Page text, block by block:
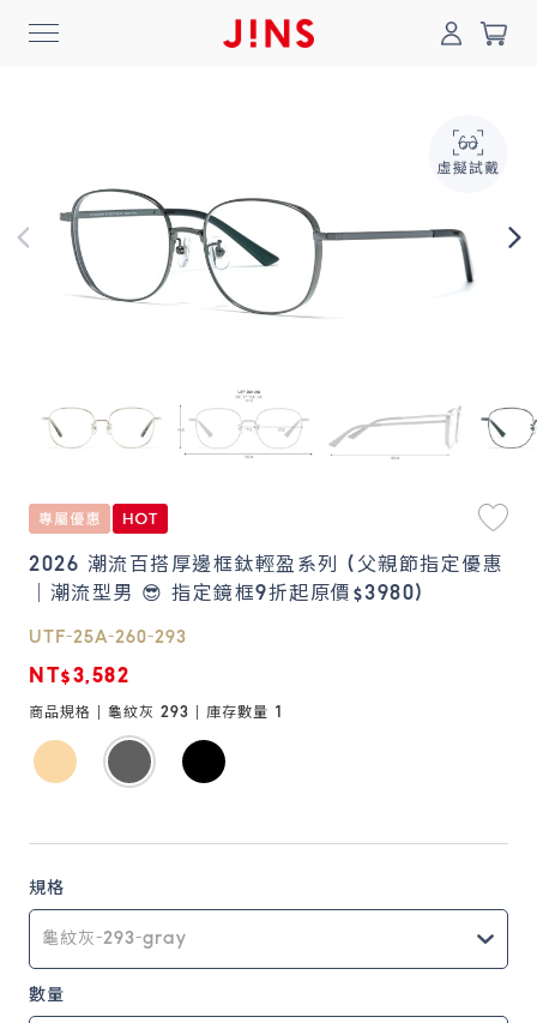
登入/註冊 門市一覽
最新消息
Collection
Online Shop
鏡片說明
Lens
常見問題
FAQ
0
2026 潮流百搭厚邊框鈦輕盈系列 (父親節指定優惠
｜潮流型男 😎 指定鏡框9折起原價$3980)
UTF-25A-260-293
NT$3,582
商品規格 | 龜紋灰 293 | 庫存數量 1
規格
數量